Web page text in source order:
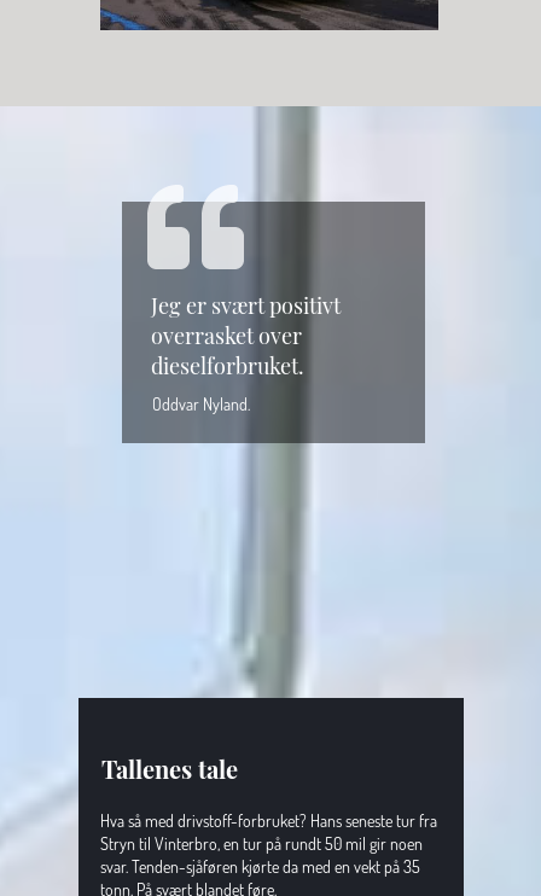
Jeg er svært positivt
overrasket over
dieselforbruket.
Oddvar Nyland.
Hva så med drivstoff-forbruket? Hans seneste tur fra
Stryn til Vinterbro, en tur på rundt 50 mil gir noen
svar. Tenden-sjåføren kjørte da med en vekt på 35
tonn. På svært blandet føre.
Tallenes tale